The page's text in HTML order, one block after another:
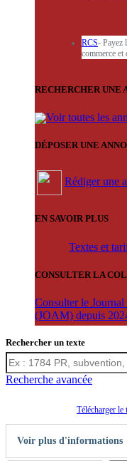
RCS- Payez
commerce et
RECHERCHER UNE
Voir toutes les
DÉPOSER UNE
Rédiger une
EN SAVOIR PLUS
Textes et
CONSULTER LA
Consulter le
(JOAM) depuis
Rechercher un texte
Recherche avancée
Télécharger le
Voir plus d'informations